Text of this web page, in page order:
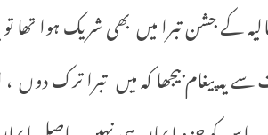
کے جشن تبرا میں بھی شریک ہوا تھا
یہ پیغام بیجھا کہ میں تبرا ترک